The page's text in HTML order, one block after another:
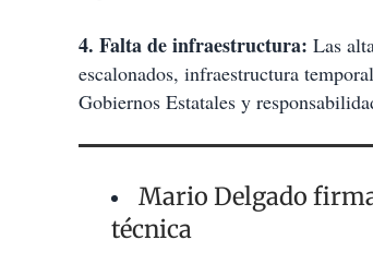
4. Falta de infraestructura: Las
escalonados, infraestructura
Gobiernos Estatales y
Mario Delgado
técnica